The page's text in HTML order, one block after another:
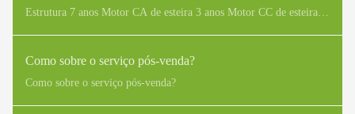
Estrutura 7 anos Motor CA de esteira 3 anos Motor CC de esteira,
duráveis ​​1 ano Garantia limitada de equipamento de treinamento de
força de impulso Armação de aço estrutural Rolamento rotativo
vitalício, pilhas de peso, polias, hastes de guia, peças móveis
Como sobre o serviço pós-venda?
Como sobre o serviço pós-venda?